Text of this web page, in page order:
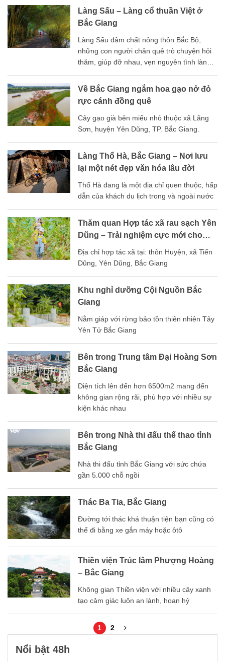
Làng Sấu – Làng cổ thuần Việt ở
Bắc Giang
Làng Sấu đậm chất nông thôn Bắc Bộ,
những con người chân quê trò chuyện hỏi
thăm, giúp đỡ nhau, vẹn nguyên tình làng
Về Bắc Giang ngắm hoa gạo nở đỏ
rực cánh đồng quê
Cây gạo già bên miếu nhỏ thuộc xã Lãng
Sơn, huyện Yên Dũng, TP. Bắc Giang.
Làng Thổ Hà, Bắc Giang – Nơi lưu
lại một nét đẹp văn hóa lâu đời
Thổ Hà đang là một địa chỉ quen thuộc, hấp
dẫn của khách du lịch trong và ngoài nước
Thăm quan Hợp tác xã rau sạch Yên
Dũng – Trải nghiệm cực mới cho
Địa chỉ hợp tác xã tại: thôn Huyện, xã Tiến
Dũng, Yên Dũng, Bắc Giang
Khu nghỉ dưỡng Cội Nguồn Bắc
Giang
Nằm giáp với rừng bảo tồn thiên nhiên Tây
Yên Tử Bắc Giang
Bên trong Trung tâm Đại Hoàng Sơn
Bắc Giang
Diện tích lên đến hơn 6500m2 mang đến
không gian rộng rãi, phù hợp với nhiều sự
kiện khác nhau
Bên trong Nhà thi đấu thể thao tỉnh
Bắc Giang
Nhà thi đấu tỉnh Bắc Giang với sức chứa
gần 5.000 chỗ ngồi
Thác Ba Tia, Bắc Giang
Đường tới thác khá thuận tiện bạn cũng có
thể đi bằng xe gắn máy hoặc ôtô
Thiền viện Trúc lâm Phượng Hoàng
– Bắc Giang
Không gian Thiền viện với nhiều cây xanh
tạo cảm giác luôn an lành, hoan hỷ
1 2
Nổi bật 48h